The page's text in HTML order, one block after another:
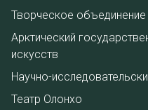
Творческое объединение
Арктический
искусств
Научно-
Театр Олонхо